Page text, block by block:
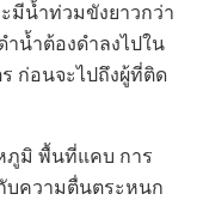
มีน้ำท่วมขังยาวกว่า
ำน้ำต้องดำลงไปใน
ก่อนจะไปถึงผู้ที่ติด
ภูมิ พื้นที่แคบ การ
บความตื่นตระหนก